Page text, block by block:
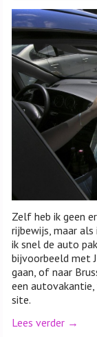
Zelf heb ik geen
rijbewijs, maar
ik snel de auto
bijvoorbeeld met
gaan, of naar
een
site.
Lees verder →